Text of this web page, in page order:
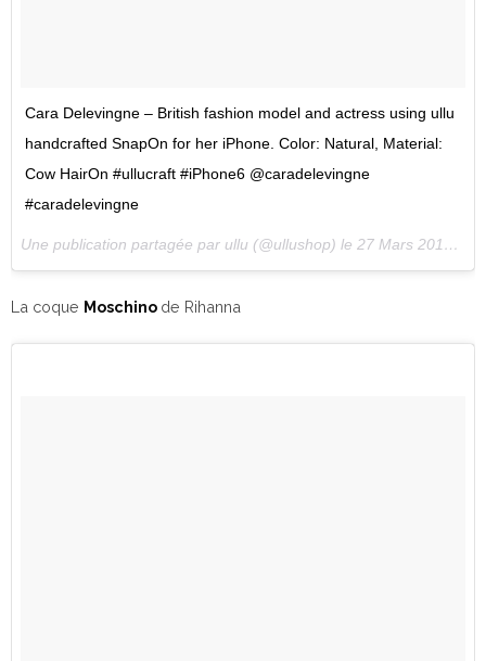
Cara Delevingne – British fashion model and actress using ullu
handcrafted SnapOn for her iPhone. Color: Natural, Material:
Cow HairOn #ullucraft #iPhone6 @caradelevingne
#caradelevingne
Une publication partagée par ullu (@ullushop) le 27 Mars 2016 à 7h06 PDT
La coque Moschino de Rihanna